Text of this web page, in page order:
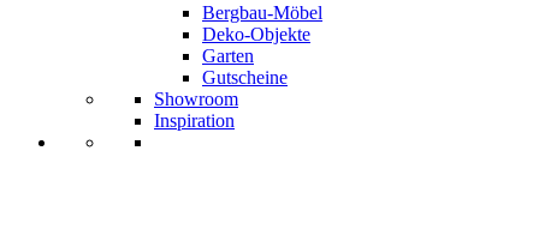
Bergbau-Möbel
Deko-Objekte
Garten
Gutscheine
Showroom
Inspiration